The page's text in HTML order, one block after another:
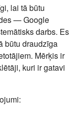
lai tā būtu
— Google
darbs. Es
būtu draudzīga
Mērķis ir
, kuri ir gatavi